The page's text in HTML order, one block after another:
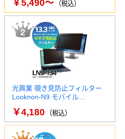
￥5,490～ （税込）
光興業 覗き見防止フィルター
Looknon-N9 モバイル…
￥4,180 （税込）